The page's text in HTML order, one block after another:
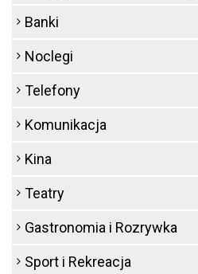
Banki
Noclegi
Telefony
Komunikacja
Kina
Teatry
Gastronomia i Rozrywka
Sport i Rekreacja